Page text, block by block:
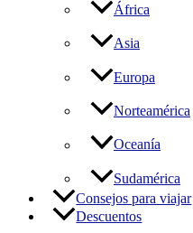
África
Asia
Europa
Norteamérica
Oceanía
Sudamérica
Consejos para viajar
Descuentos